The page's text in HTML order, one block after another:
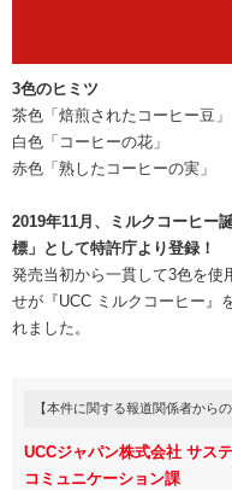
3色のヒミツ
茶色「焙煎されたコーヒー豆」
白色「コーヒーの花」
赤色「熟したコーヒーの実」
2019年11月、ミルクコーヒー
標」として特許庁より登録！
発売当初から一貫して3色を使
せが 『UCC ミルクコーヒー』
れました。
【本件に関する報道関係者から
UCCジャパン株式会社 サス
コミュニケーション課